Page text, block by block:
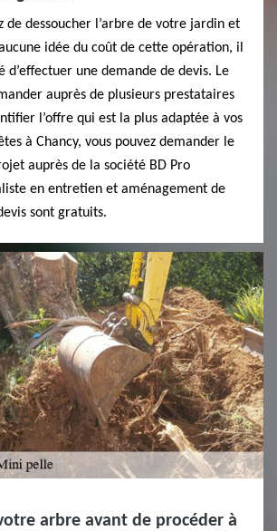
de dessoucher l’arbre de votre jardin et
idée du coût de cette opération, il
d’effectuer une demande de devis. Le
auprès de plusieurs prestataires
l’offre qui est la plus adaptée à vos
à Chancy, vous pouvez demander le
auprès de la société BD Pro
en entretien et aménagement de
sont gratuits.
arbre avant de procéder à